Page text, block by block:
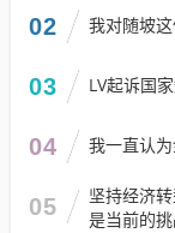
02 我对随坡
03 LV起诉国
04 我一直认
05
坚持经济
是当前的